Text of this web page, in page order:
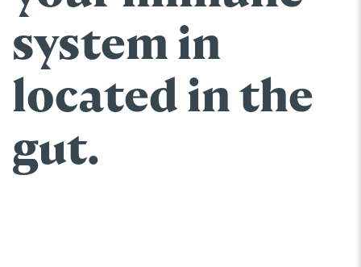
system in
located in the
gut.